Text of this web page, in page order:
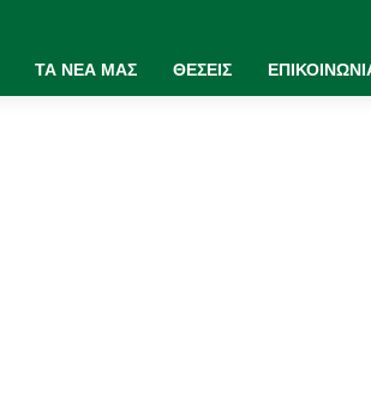
ΤΑ ΝΕΑ ΜΑΣ ΘΕΣΕΙΣ